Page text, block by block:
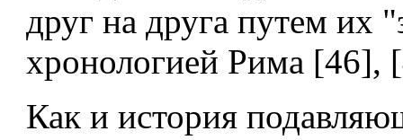
друг на друга путем их
хронологией Рима [46],
Как и история